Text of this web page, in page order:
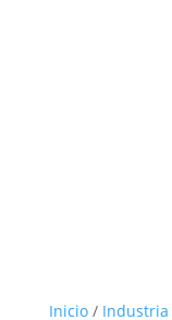
Inicio/ Industria